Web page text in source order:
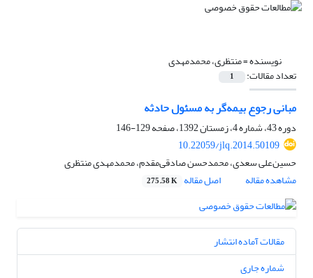
نویسنده =منتظری، محمدمهدی
تعداد مقالات: 1
مبانی رجوع بیمه‌گر به مسئول حادثه
دوره 43، شماره 4، زمستان 1392، صفحه
129-146
10.22059/jlq.2014.50109
حسین‌علی سعدی، محمدحسن صادقی‌مقدم، محمدمهدی منتظری
مشاهده مقاله
اصل مقاله 275.58 K
مقالات آماده انتشار
شماره جاری